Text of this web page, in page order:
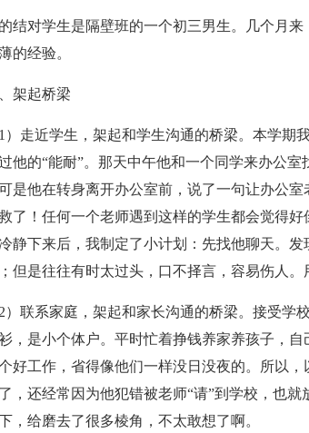
结对学生是隔壁班的一个初三男生。几个月
的经验。
架起桥梁
1）走近学生，架起和学生沟通的桥梁。本学
他的“能耐”。那天中午他和一个同学来办公
是他在转身离开办公室前，说了一句让办公
了！任何一个老师遇到这样的学生都会觉得
静下来后，我制定了小计划：先找他聊天。
但是往往有时太过头，口不择言，容易伤人。
2）联系家庭，架起和家长沟通的桥梁。接受
，是小个体户。平时忙着挣钱养家养孩子，
好工作，省得像他们一样没日没夜的。所以
，还经常因为他犯错被老师“请”到学校，也
，给磨去了很多棱角，不太敢想了啊。